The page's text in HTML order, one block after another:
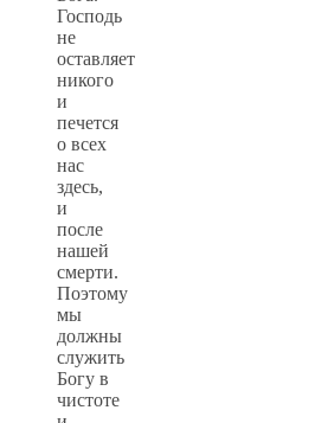
Господь
не
оставляет
никого
и
печется
о всех
нас
здесь,
и
после
нашей
смерти.
Поэтому
мы
должны
служить
Богу в
чистоте